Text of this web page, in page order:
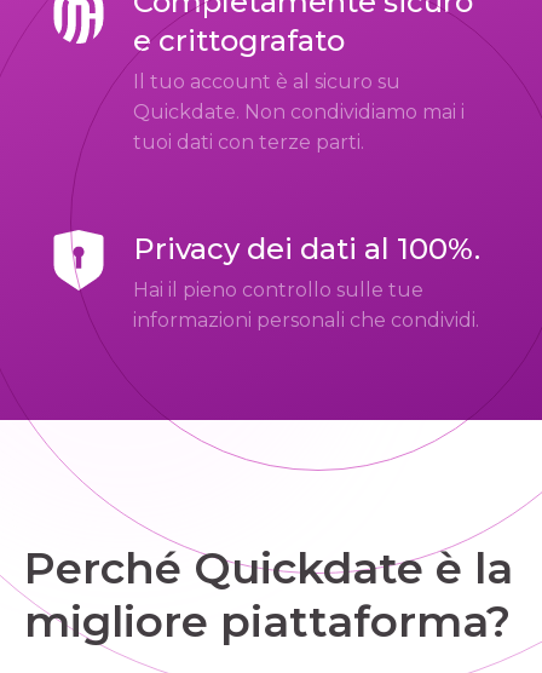
e crittografato
Il tuo account è al sicuro su
Quickdate. Non condividiamo mai i
tuoi dati con terze parti.
Privacy dei dati al 100%.
Hai il pieno controllo sulle tue
informazioni personali che condividi.
Perché Quickdate è la
migliore piattaforma?